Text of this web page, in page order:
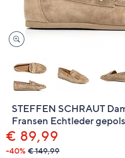
Geräten
links
bzw.
um
anzuzeigen.
STEFFEN SCHRAUT
Fransen Echtleder
Gelöscht
€ 89,99
-40% € 149,99